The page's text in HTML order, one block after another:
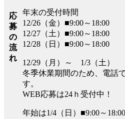
応
募
の
流
れ
年末の受付時間
12/26（金）■9:00～18:00
12/27（土）■9:00～18:00
12/28（日）■9:00～18:00
12/29（月）～ 1/3（土）
冬季休業期間のため、電話
す。
WEB応募は24ｈ受付中！
年始は1/4（日）■9:00～